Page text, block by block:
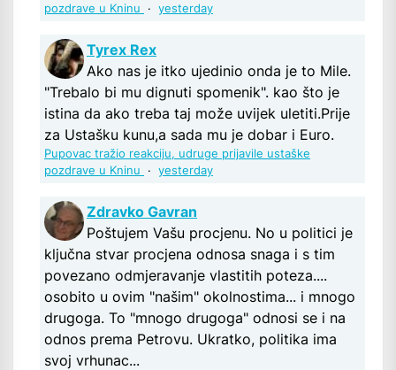
pozdrave u Kninu
· yesterday
Tyrex Rex
Ako nas je itko ujedinio onda je to Mile.
"Trebalo bi mu dignuti spomenik". kao što je
istina da ako treba taj može uvijek uletiti.Prije
za Ustašku kunu,a sada mu je dobar i Euro.
Pupovac tražio reakciju, udruge prijavile ustaške
pozdrave u Kninu
· yesterday
Zdravko Gavran
Poštujem Vašu procjenu. No u politici je
ključna stvar procjena odnosa snaga i s tim
povezano odmjeravanje vlastitih poteza....
osobito u ovim "našim" okolnostima... i mnogo
drugoga. To "mnogo drugoga" odnosi se i na
odnos prema Petrovu. Ukratko, politika ima
svoj vrhunac...